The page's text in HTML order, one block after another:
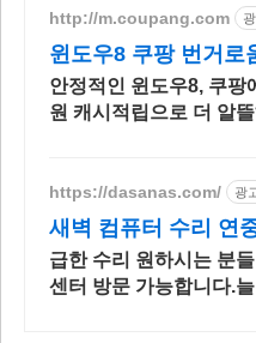
http://m.coupang.com
윈도우8 쿠팡 번거로
안정적인 윈도우8, 쿠팡
원 캐시적립으로 더 알
https://dasanas.com/ 광
새벽 컴퓨터 수리 연
급한 수리 원하시는 분
센터 방문 가능합니다.